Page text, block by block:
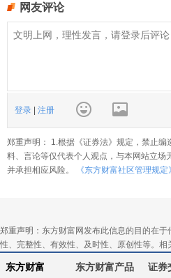
网友评论
登录 注册
郑重声明： 1.根据《证券法》规定，禁止
料、言论等仅代表个人观点，与本网站立
并承担相应风险。
《东方财富社区管理规定
郑重声明：东方财富网发布此信息的目的在
性、完整性、有效性、及时性、原创性等。
东方财富 东方财富产品 证券